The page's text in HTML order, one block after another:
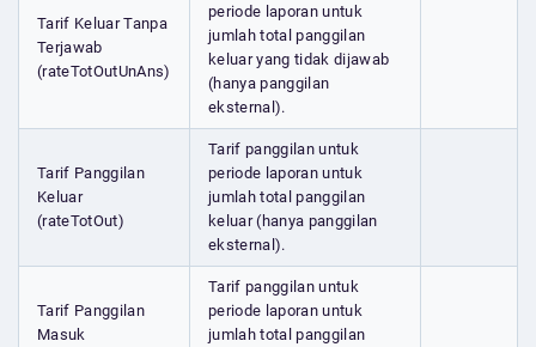
Tarif Keluar Tanpa
Terjawab
(rateTotOutUnAns)
periode laporan untuk
jumlah total panggilan
keluar yang tidak dijawab
(hanya panggilan
eksternal).
Tarif Panggilan
Keluar
(rateTotOut)
Tarif panggilan untuk
periode laporan untuk
jumlah total panggilan
keluar (hanya panggilan
eksternal).
Tarif Panggilan
Masuk
Tarif panggilan untuk
periode laporan untuk
jumlah total panggilan